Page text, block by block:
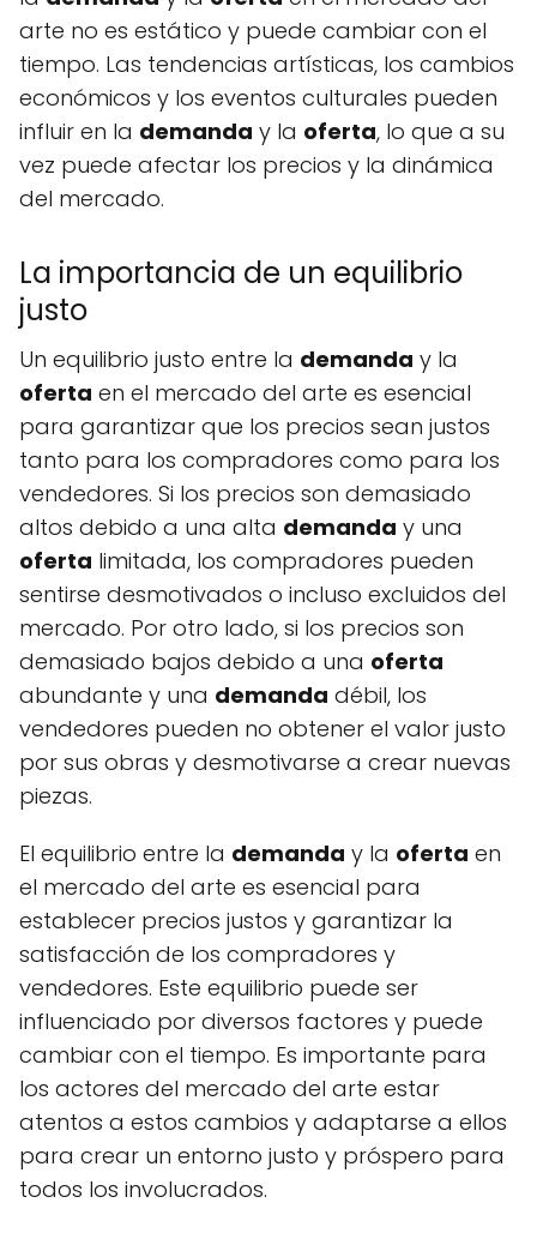
arte no es estático y puede cambiar con el
tiempo. Las tendencias artísticas, los cambios
económicos y los eventos culturales pueden
influir en la demanda y la oferta, lo que a su
vez puede afectar los precios y la dinámica
del mercado.
La importancia de un equilibrio
justo
Un equilibrio justo entre la demanda y la
oferta en el mercado del arte es esencial
para garantizar que los precios sean justos
tanto para los compradores como para los
vendedores. Si los precios son demasiado
altos debido a una alta demanda y una
oferta limitada, los compradores pueden
sentirse desmotivados o incluso excluidos del
mercado. Por otro lado, si los precios son
demasiado bajos debido a una oferta
abundante y una demanda débil, los
vendedores pueden no obtener el valor justo
por sus obras y desmotivarse a crear nuevas
piezas.
El equilibrio entre la demanda y la oferta en
el mercado del arte es esencial para
establecer precios justos y garantizar la
satisfacción de los compradores y
vendedores. Este equilibrio puede ser
influenciado por diversos factores y puede
cambiar con el tiempo. Es importante para
los actores del mercado del arte estar
atentos a estos cambios y adaptarse a ellos
para crear un entorno justo y próspero para
todos los involucrados.